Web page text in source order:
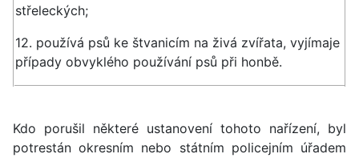
střeleckých;
12. používá psů ke štvanicím na živá zvířata, vyjímaje
případy obvyklého používání psů při honbě.
Kdo porušil některé ustanovení tohoto nařízení, byl
potrestán okresním nebo státním policejním úřadem